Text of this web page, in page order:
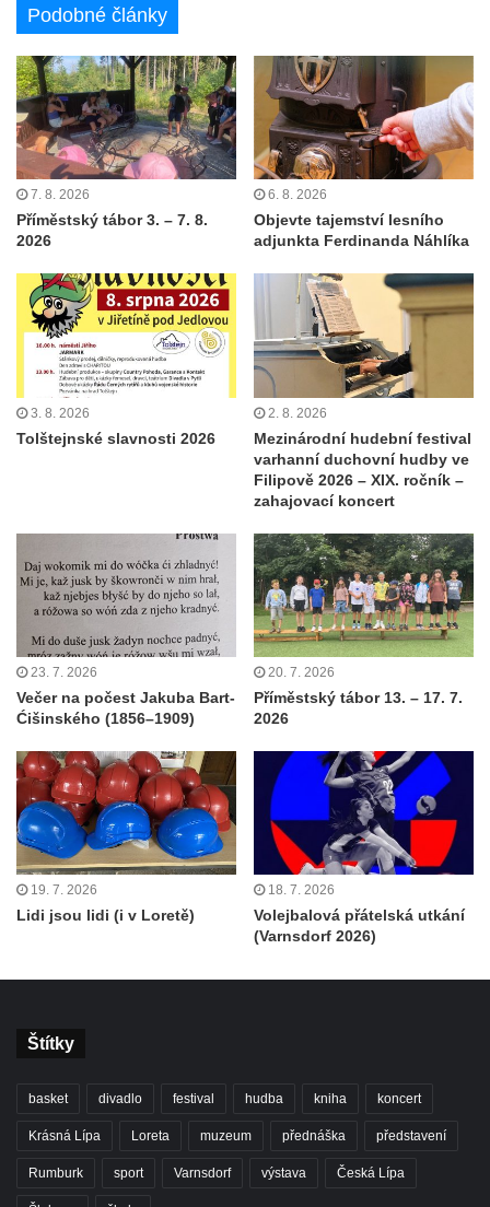
Podobné články
7. 8. 2026
Příměstský tábor 3. – 7. 8.
2026
6. 8. 2026
Objevte tajemství lesního
adjunkta Ferdinanda Náhlíka
3. 8. 2026
Tolštejnské slavnosti 2026
2. 8. 2026
Mezinárodní hudební festival
varhanní duchovní hudby ve
Filipově 2026 – XIX. ročník –
zahajovací koncert
23. 7. 2026
Večer na počest Jakuba Bart-
Ćišinského (1856–1909)
20. 7. 2026
Příměstský tábor 13. – 17. 7.
2026
19. 7. 2026
Lidi jsou lidi (i v Loretě)
18. 7. 2026
Volejbalová přátelská utkání
(Varnsdorf 2026)
Štítky
basket divadlo festival hudba kniha koncert
Krásná Lípa Loreta muzeum přednáška představení
Rumburk sport Varnsdorf výstava Česká Lípa